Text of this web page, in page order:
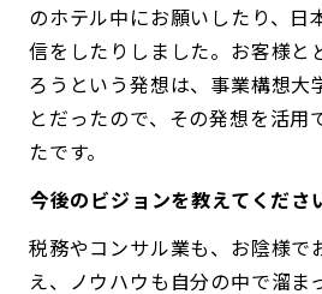
のホテル中にお願いしたり、日
信をしたりしました。お客様と
ろうという発想は、事業構想大
とだったので、その発想を活用
たです。
――今後のビジョンを教えてくださ
税務やコンサル業も、お陰様で
え、ノウハウも自分の中で溜ま